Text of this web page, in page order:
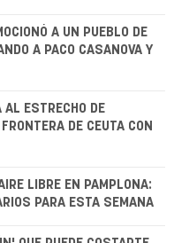
A UN PUEBLO DE
A PACO CASANOVA Y
AL ESTRECHO DE
DE CEUTA CON
LIBRE EN PAMPLONA:
PARA ESTA SEMANA